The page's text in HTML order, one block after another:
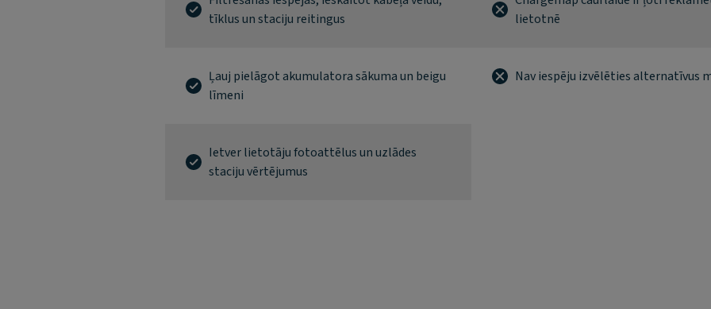
tīklus un staciju reitingus
Ļauj pielāgot akumulatora sākuma un beigu
līmeni
Ietver lietotāju fotoattēlus un uzlādes
staciju vērtējumus
lietotnē
Nav iespēju izvēlēties alternatīvus